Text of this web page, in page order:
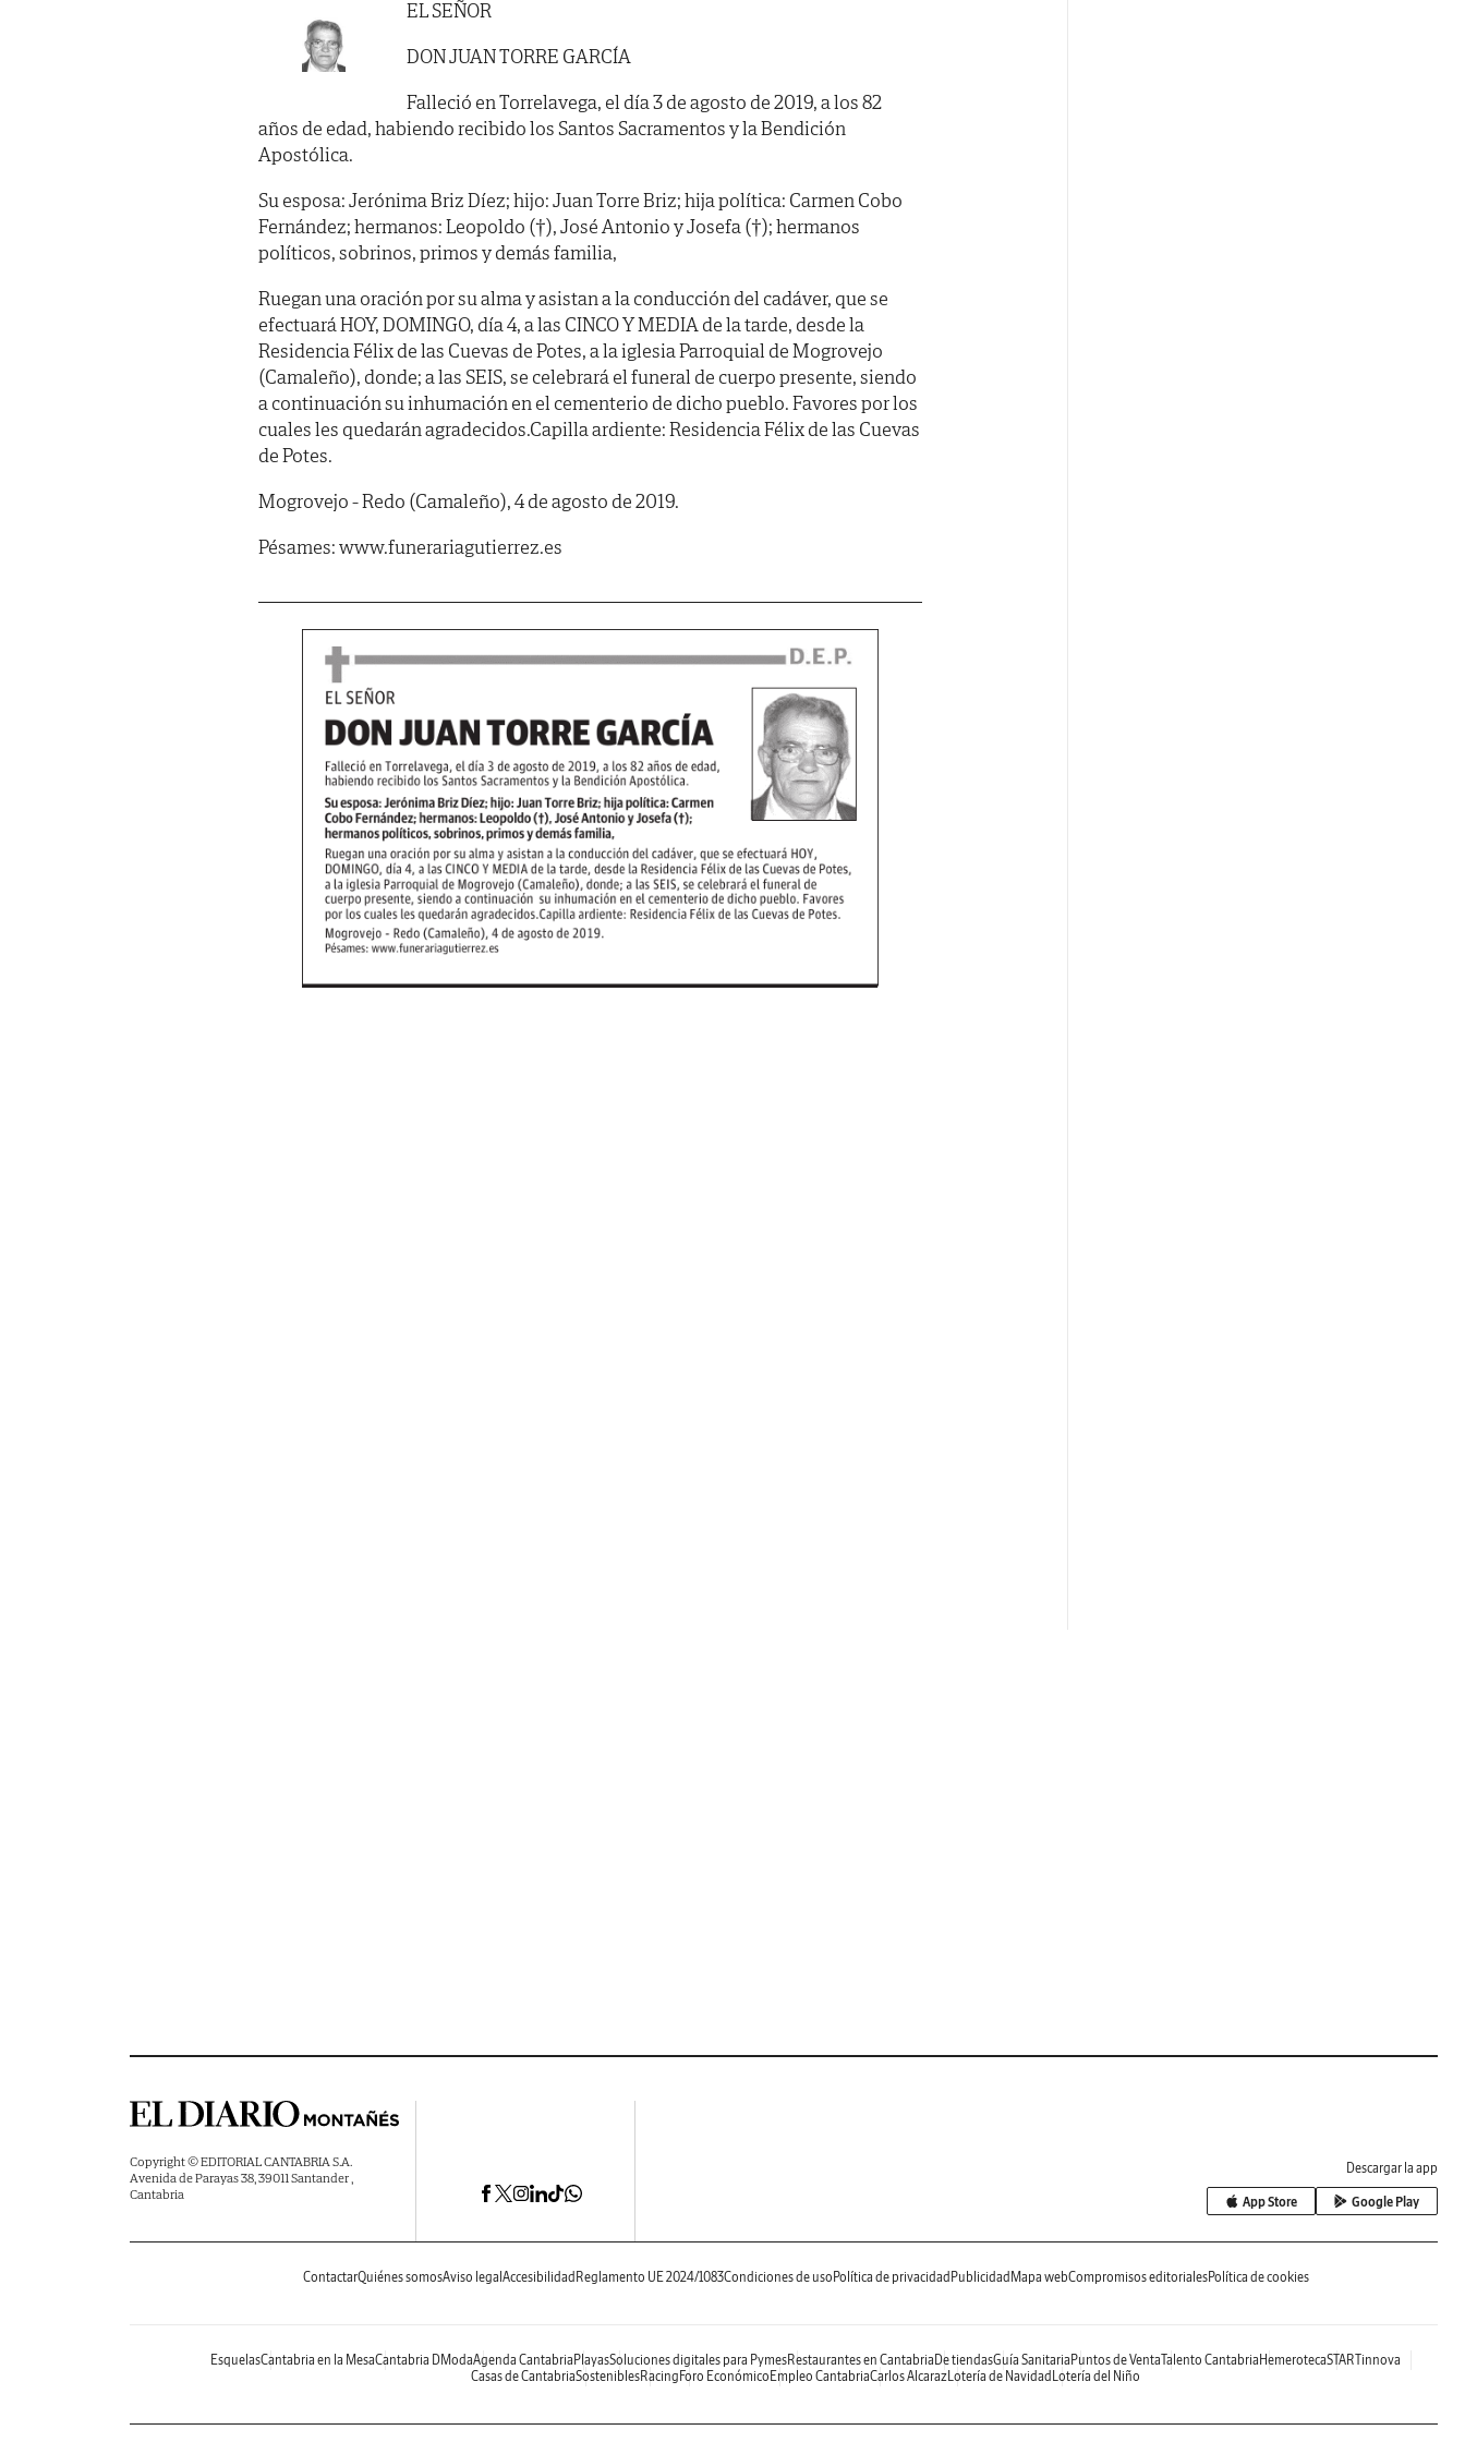
EL SEÑOR
DON JUAN TORRE GARCÍA
Falleció en Torrelavega, el día 3 de agosto de 2019, a los 82
años de edad, habiendo recibido los Santos Sacramentos y la Bendición
Apostólica.
Su esposa: Jerónima Briz Díez; hijo: Juan Torre Briz; hija política: Carmen Cobo
Fernández; hermanos: Leopoldo (†), José Antonio y Josefa (†); hermanos
políticos, sobrinos, primos y demás familia,
Ruegan una oración por su alma y asistan a la conducción del cadáver, que se
efectuará HOY, DOMINGO, día 4, a las CINCO Y MEDIA de la tarde, desde la
Residencia Félix de las Cuevas de Potes, a la iglesia Parroquial de Mogrovejo
(Camaleño), donde; a las SEIS, se celebrará el funeral de cuerpo presente, siendo
a continuación su inhumación en el cementerio de dicho pueblo. Favores por los
cuales les quedarán agradecidos.Capilla ardiente: Residencia Félix de las Cuevas
de Potes.
Mogrovejo - Redo (Camaleño), 4 de agosto de 2019.
Pésames: www.funerariagutierrez.es
Copyright © EDITORIAL CANTABRIA S.A.
Avenida de Parayas 38, 39011 Santander ,
Cantabria
Descargar la app
App Store Google Play
ContactarQuiénes somosAviso legal Accesibilidad Reglamento UE 2024/1083Condiciones de uso Política de privacidad Publicidad Mapa webCompromisos editorialesPolítica de cookies
EsquelasCantabria en la MesaCantabria DModaAgenda Cantabria PlayasSoluciones digitales para PymesRestaurantes en Cantabria De tiendasGuía Sanitaria Puntos de VentaTalento Cantabria HemerotecaSTARTinnova
Casas de CantabriaSosteniblesRacing Foro Económico Empleo CantabriaCarlos AlcarazLotería de Navidad Lotería del Niño